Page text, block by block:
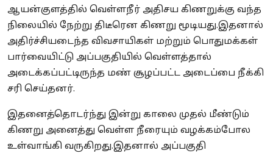
ஆயன்குளத்தில் வெள்ளநீர் அதிசய கிணறுக்கு வந்த
நிலையில் நேற்று திடீரென கிணறு மூடியது.இதனால்
அதிர்ச்சியடைந்த விவசாயிகள் மற்றும் பொதுமக்கள்
பார்வையிட்டு அப்பகுதியில் வெள்ளத்தால்
அடைக்கப்பட்டிருந்த மண் சூழப்பட்ட அடைப்பை நீக்கி
சரி செய்தனர்.
இதனைத்தொடர்ந்து இன்று காலை முதல் மீண்டும்
கிணறு அனைத்து வெள்ள நீரையும் வழக்கம்போல
உள்வாங்கி வருகிறது.இதனால் அப்பகுதி